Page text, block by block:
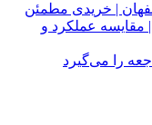
| خریدی مطمئن
مقایسه عملکرد و
را می‌گیرد